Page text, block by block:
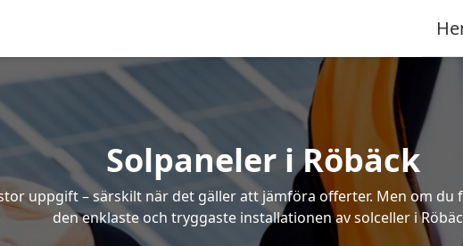
Solpaneler i Röbäck
uppgift – särskilt när det gäller att jämföra offerter. Men om
den enklaste och tryggaste installationen av solceller i